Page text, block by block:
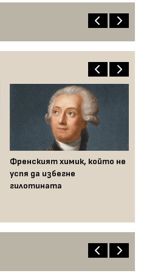
Френският химик, който не
успя да избегне
гилотината